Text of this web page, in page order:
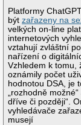
Platformy
býtzařazeny na
velkých on-line
internetových
vztahují zvláštní
nařízení o
Vzhledem k tomu,
oznámily počet
hodnotou DSA, je
„rozhodně
dříve či později“.
vyhledávače
musejí